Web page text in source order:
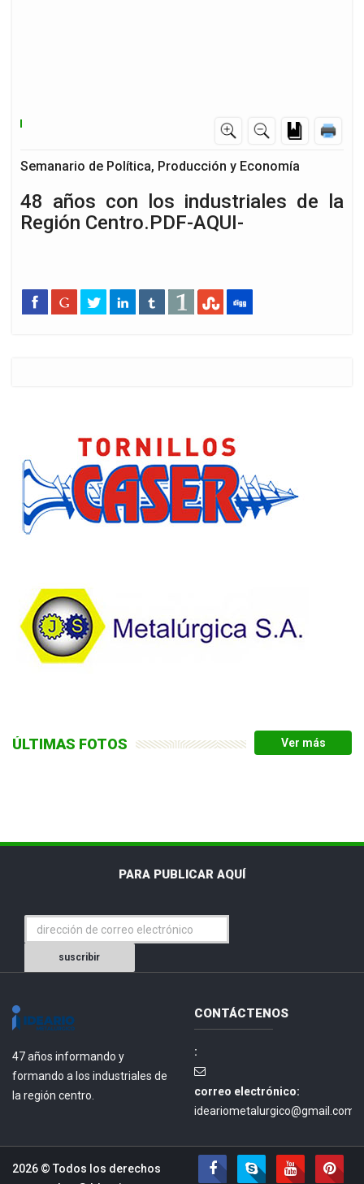
Semanario de Política, Producción y Economía
48 años con los industriales de la
Región Centro.PDF-AQUI-
ÚLTIMAS FOTOS
PARA PUBLICAR AQUÍ
suscribir
47 años informando y
formando a los industriales de
la región centro.
CONTÁCTENOS
:
correo electrónico:
ideariometalurgico@gmail.com.
2026 © Todos los derechos